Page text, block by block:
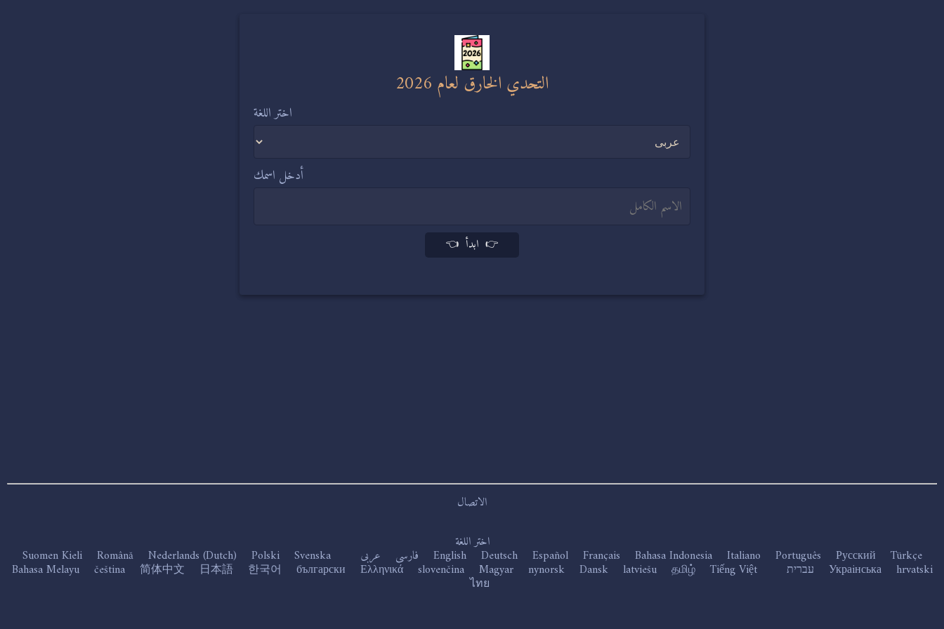
التحدي الخارق لعام 2026
اختر اللغة
أدخل اسمك
👉 ابدأ 👈
الاتصال
اختر اللغة
English Deutsch Español Français Bahasa Indonesia Italiano Português Русский Türkçe فارسی عربى Suomen Kieli Română Nederlands (Dutch) Polski Svenska
Украiнська hrvatski עברית Bahasa Melayu čeština 简体中文 日本語 한국어 български Ελληνικά slovenčina Magyar nynorsk Dansk latviešu தமிழ் Tiếng Việt
ไทย